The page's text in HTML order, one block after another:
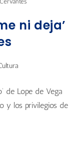
ni deja’
de Lope de Vega
y los privilegios de